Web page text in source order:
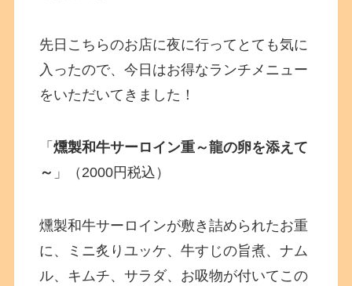
先日こちらのお店に夜に行ってとても気に
入ったので、今日はお得なランチメニュー
をいただいてきました！
「燻製和牛サーロイン重～龍の卵を添えて
～ 」（2000円税込）
燻製和牛サーロインが敷き詰められたお重
に、ミニ炙りユッケ、牛すじの旨煮、ナム
ル、キムチ、サラダ、お吸物が付いてこの